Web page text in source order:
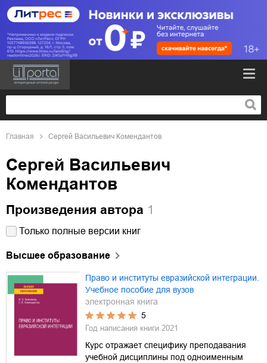
Главная Сергей Васильевич Комендантов
Сергей Васильевич
Комендантов
Произведения автора 1
Только полные версии книг
Высшее образование
Право и институты евразийской интеграции.
Учебное пособие для вузов
электронная книга
5
Год написания книги 2021
Курс отражает специфику преподавания
учебной дисциплины под одноименным